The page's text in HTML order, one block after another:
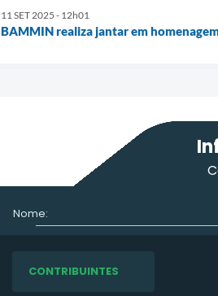
11 SET 2025 - 12h01
BAMMIN realiza jantar em
Nome:
CONTRIBUINTES